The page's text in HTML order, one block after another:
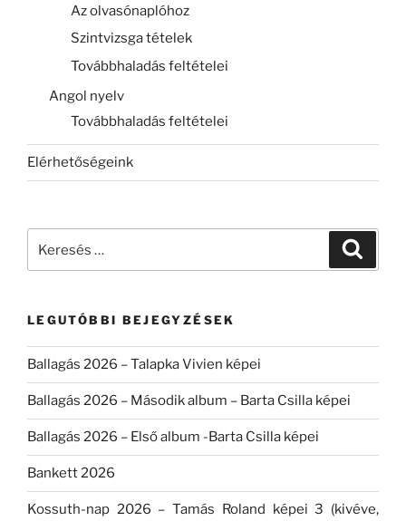
Az olvasónaplóhoz
Szintvizsga tételek
Továbbhaladás feltételei
Angol nyelv
Továbbhaladás feltételei
Elérhetőségeink
LEGUTÓBBI BEJEGYZÉSEK
Ballagás 2026 – Talapka Vivien képei
Ballagás 2026 – Második album – Barta Csilla képei
Ballagás 2026 – Első album -Barta Csilla képei
Bankett 2026
Kossuth-nap 2026 – Tamás Roland képei 3 (kivéve,